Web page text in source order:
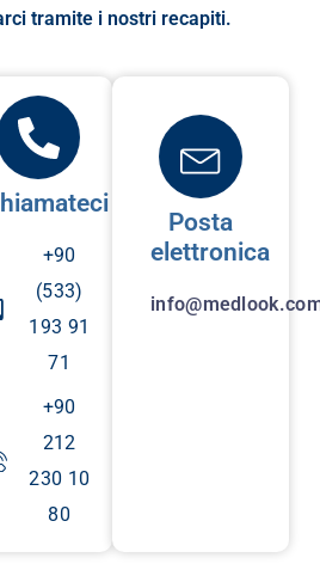
tramite i nostri recapiti.
+90
(533)
193 91
71
+90
212
230 10
80
Posta
elettronica